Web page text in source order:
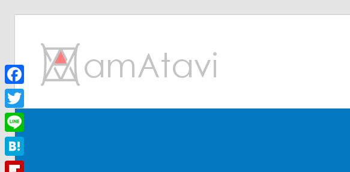
ン
ツ
へ
ス
キ
ッ
を
Facebook
Twitter
Line
Hatena